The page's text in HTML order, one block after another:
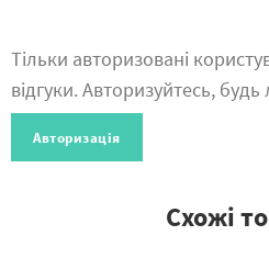
Тільки авторизовані
відгуки. Авторизуйтесь, будь
Авторизація
Схожі